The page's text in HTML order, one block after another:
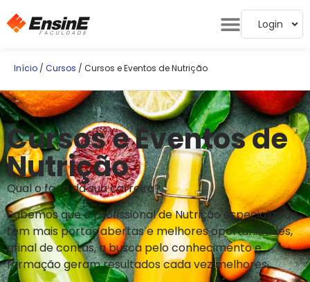
Login
Início / Cursos / Cursos e Eventos de Nutrição
Cursos e Eventos de
Nutrição
Qual o foco da sua carreira?
Sabemos que o profissional de Nutrição especializado
tem mais portas abertas e melhores oportunidades,
afinal de contas, a busca pelo conhecimento e
formação geram resultados cada vez melhores.